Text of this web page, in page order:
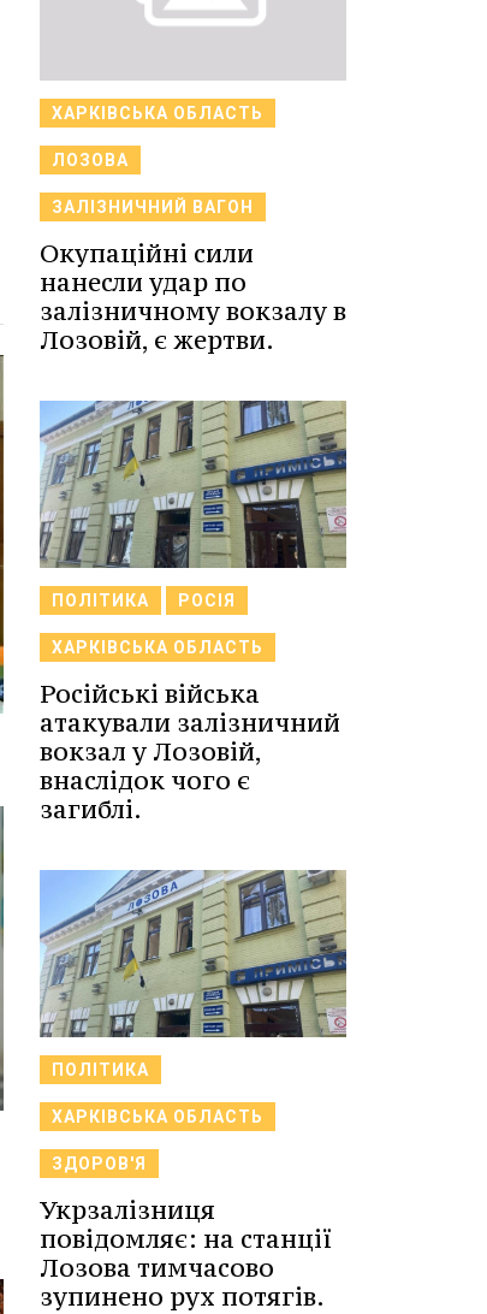
ХАРКІВСЬКА ОБЛАСТЬ
ЛОЗОВА
ЗАЛІЗНИЧНИЙ ВАГОН
Окупаційні сили
нанесли удар по
залізничному вокзалу в
Лозовій, є жертви.
ПОЛІТИКА РОСІЯ
ХАРКІВСЬКА ОБЛАСТЬ
Російські війська
атакували залізничний
вокзал у Лозовій,
внаслідок чого є
загиблі.
ПОЛІТИКА
ХАРКІВСЬКА ОБЛАСТЬ
ЗДОРОВ'Я
Укрзалізниця
повідомляє: на станції
Лозова тимчасово
зупинено рух потягів.